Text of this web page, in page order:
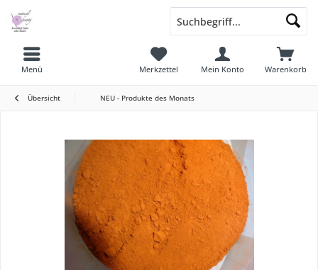
Menü Warenkorb
Merkzettel Mein Konto
Übersicht NEU - Produkte des Monats